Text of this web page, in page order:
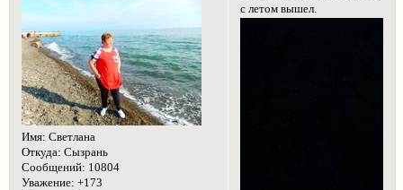
Имя: Светлана
Откуда: Сызрань
Сообщений: 10804
Уважение: +173
с летом вышел.